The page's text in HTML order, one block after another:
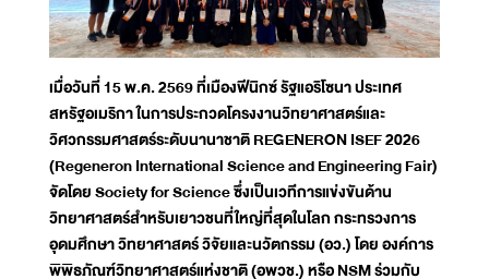
เมื่อวันที่ 15 พ.ค. 2569 ที่เมืองฟีนิกซ์ รัฐแอริโซนา ประเทศ
สหรัฐอเมริกา ในการประกวดโครงงานวิทยาศาสตร์และ
วิศวกรรมศาสตร์ระดับนานาชาติ REGENERON ISEF 2026
(Regeneron International Science and Engineering Fair)
จัดโดย Society for Science ซึ่งเป็นเวทีการแข่งขันด้าน
วิทยาศาสตร์สำหรับเยาวชนที่ใหญ่ที่สุดในโลก กระทรวงการ
อุดมศึกษา วิทยาศาสตร์ วิจัยและนวัตกรรม (อว.) โดย องค์การ
พิพิธภัณฑ์วิทยาศาสตร์แห่งชาติ (อพวช.) หรือ NSM ร่วมกับ